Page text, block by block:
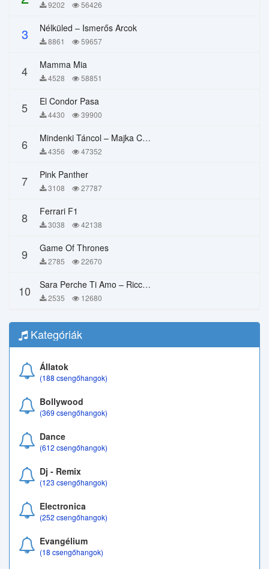
9202 56426
3 Nélküled – Ismerős Arcok
8861 59657
4 Mamma Mia
4528 58851
5 El Condor Pasa
4430 39900
6 Mindenki Táncol – Majka Curtis, Péter Majoros
4356 47352
7 Pink Panther
3108 27787
8 Ferrari F1
3038 42138
9 Game Of Thrones
2785 22670
10 Sara Perche Ti Amo – Ricchi E Poveri
2535 12680
Kategóriák
Állatok
(188 csengőhangok)
Bollywood
(369 csengőhangok)
Dance
(612 csengőhangok)
Dj - Remix
(123 csengőhangok)
Electronica
(252 csengőhangok)
Evangélium
(18 csengőhangok)